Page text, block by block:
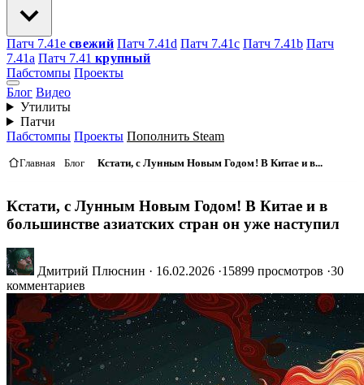
Патч 7.41e свежий Патч 7.41d Патч 7.41c Патч 7.41b Патч
7.41а Патч 7.41 крупный
Пабстомпы Проекты
Блог Видео
Утилиты
Патчи
Пабстомпы Проекты Пополнить Steam
Главная Блог Кстати, с Лунным Новым Годом! В Китае и в...
Кстати, с Лунным Новым Годом! В Китае и в
большинстве азиатских стран он уже наступил
Дмитрий Плюснин · 16.02.2026 ·15899 просмотров ·30
комментариев